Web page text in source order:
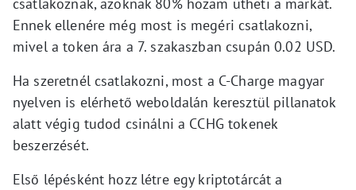
Ennek ellenére még most is megéri csatlakozni,
mivel a token ára a 7. szakaszban csupán 0.02 USD.
Ha szeretnél csatlakozni, most a C-Charge magyar
nyelven is elérhető weboldalán keresztül pillanatok
alatt végig tudod csinálni a CCHG tokenek
beszerzését.
Első lépésként hozz létre egy kriptotárcát a